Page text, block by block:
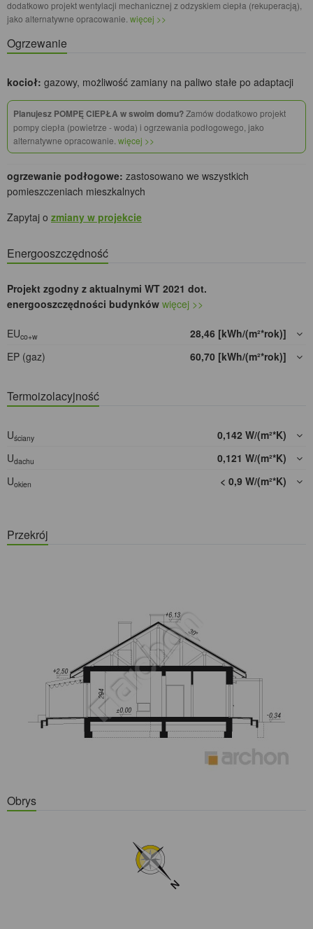
dodatkowo projekt wentylacji mechanicznej z odzyskiem ciepła (rekuperacją),
jako alternatywne opracowanie. więcej >>
Ogrzewanie
kocioł: gazowy, możliwość zamiany na paliwo stałe po adaptacji
Planujesz POMPĘ CIEPŁA w swoim domu?Zamów dodatkowo projekt
pompy ciepła (powietrze - woda) i ogrzewania podłogowego, jako
alternatywne opracowanie. więcej >>
ogrzewanie podłogowe: zastosowano we wszystkich
pomieszczeniach mieszkalnych
Zapytaj o zmiany w projekcie
Energooszczędność
Projekt zgodny z aktualnymi WT 2021 dot.
energooszczędności budynków więcej >>
EUco+w
28,46 [kWh/(m²*rok)]
EP (gaz)
60,70 [kWh/(m²*rok)]
Termoizolacyjność
Uściany
0,142 W/(m²*K)
Udachu
0,121 W/(m²*K)
Uokien < 0,9 W/(m²*K)
Przekrój
Obrys